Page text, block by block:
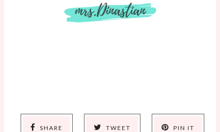
SHARE TWEET PIN IT